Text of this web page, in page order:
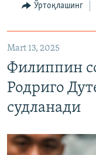
Ўртоқлашинг
Mart 13, 2025
Филиппин
Родриго
судланади